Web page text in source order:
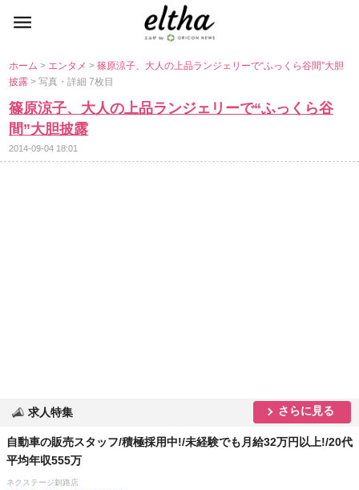
ホーム> エンタメ>篠原涼子、大人の上品ランジェリーで“ふっくら谷間”大胆
披露> 写真・詳細 7枚目
篠原涼子、大人の上品ランジェリーで“ふっくら谷
間”大胆披露
2014-09-04 18:01
求人特集 さらに見る
自動車の販売スタッフ/積極採用中!/未経験でも月給32万円以上!/20代
平均年収555万
ネクステージ釧路店